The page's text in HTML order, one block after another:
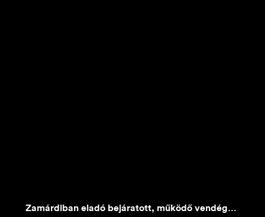
Zamárdiban eladó bejáratott, működő vendégház-borozó!